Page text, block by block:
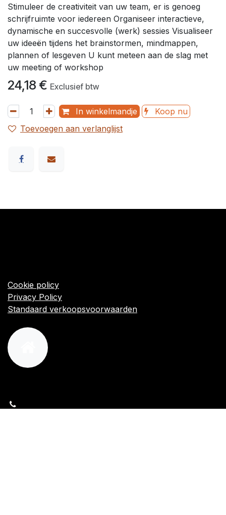
Stimuleer de creativiteit van uw team, er is genoeg
schrijfruimte voor iedereen Organiseer interactieve,
dynamische en succesvolle (werk) sessies Visualiseer
uw ideeën tijdens het brainstormen, mindmappen,
plannen of lesgeven U kunt meteen aan de slag met
uw meeting of workshop
24,18 € Exclusief btw
In winkelmandje
Koop nu
Toevoegen aan verlanglijst
Cookie policy
Privacy Policy
Standaard verkoopsvoorwaarden